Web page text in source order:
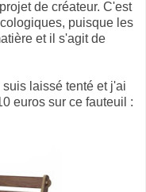
de créateur. C'est
puisque les
et il s'agit de
laissé tenté et j'ai
euros sur ce fauteuil :